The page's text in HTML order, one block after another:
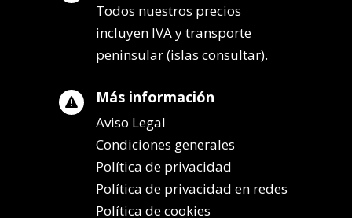
Todos nuestros precios
incluyen IVA y transporte
peninsular (islas consultar).
 Más información
Aviso Legal
Condiciones generales
Política de privacidad
Política de privacidad en redes
Política de cookies